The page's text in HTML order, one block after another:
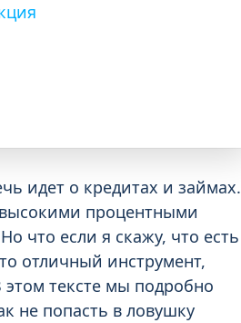
идет о кредитах и займах.
процентными
что если я скажу, что есть
отличный инструмент,
тексте мы подробно
не попасть в ловушку